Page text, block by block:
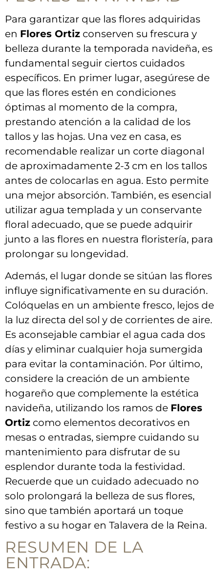
Para ​garantizar que las flores​ adquiridas⁢
en Flores Ortiz conserven‌ su frescura ⁣y
belleza durante la ‍temporada navideña, es⁤
fundamental seguir ciertos cuidados
específicos. En ⁢primer lugar, asegúrese de
⁣que las flores estén en condiciones
óptimas al momento⁢ de la compra,
prestando atención a la calidad de los
tallos y las hojas. Una vez en casa, es
recomendable realizar un corte‍ diagonal
de aproximadamente ⁢2-3​ cm‌ en los tallos ​
antes de colocarlas en agua. Esto‍ permite
una mejor absorción.⁢ También,‌ es⁣ esencial
utilizar agua templada ⁣y un conservante
floral adecuado, que se puede adquirir
junto a las flores en nuestra floristería, ⁣para
prolongar ‍su longevidad.
Además, ⁣el ⁢lugar donde se sitúan ⁣las ⁢flores
influye significativamente en⁤ su duración.​
Colóquelas en ‌un ambiente fresco,⁤ lejos ‍de
la ⁤luz directa del sol y de‌ corrientes‌ de aire.
Es aconsejable cambiar ​el agua cada dos
días y⁢ eliminar cualquier hoja sumergida⁣
para evitar la contaminación. Por último,
considere la creación ⁢de un ambiente
hogareño que complemente la ​estética
navideña,⁤ utilizando los ramos de Flores
⁢Ortiz como elementos decorativos en
mesas o entradas,‌ siempre ‍cuidando​ su
mantenimiento para disfrutar de su
esplendor durante toda la⁤ festividad.
Recuerde que ⁢un cuidado adecuado no
‍solo ​prolongará la belleza de sus flores,
sino que también aportará un⁣ toque
festivo‍ a su hogar en​ Talavera de ⁤la Reina.
RESUMEN DE LA
⁢ENTRADA: